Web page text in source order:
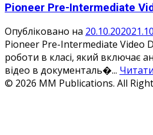
Pioneer Pre-Intermediate
Опубліковано на 20.10.2020
Pioneer Pre-Intermediate Video
роботи в класі, який включає
відео в документаль�...
© 2026 MM Publications. All